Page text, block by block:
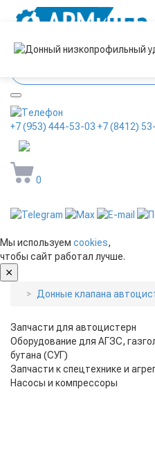
+7 (953) 444-53-03 +7 (8412)
0
Мы используем cookies,
чтобы сайт работал лучше.
Донные клапана
Запчасти для автоцистерн
Оборудование для АГЗС,
бутана (СУГ)
Запчасти к спецтехнике и
Насосы и компрессоры